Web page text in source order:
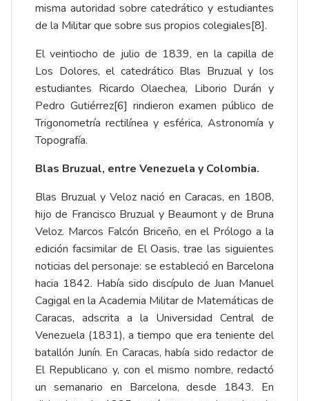
misma autoridad sobre catedrático y estudiantes
de la Militar que sobre sus propios colegiales[8].
El veintiocho de julio de 1839, en la capilla de
Los Dolores, el catedrático Blas Bruzual y los
estudiantes Ricardo Olaechea, Liborio Durán y
Pedro Gutiérrez[6] rindieron examen público de
Trigonometría rectilínea y esférica, Astronomía y
Topografía.
Blas Bruzual, entre Venezuela y Colombia.
Blas Bruzual y Veloz nació en Caracas, en 1808,
hijo de Francisco Bruzual y Beaumont y de Bruna
Veloz. Marcos Falcón Briceño, en el Prólogo a la
edición facsimilar de El Oasis, trae las siguientes
noticias del personaje: se estableció en Barcelona
hacia 1842. Había sido discípulo de Juan Manuel
Cagigal en la Academia Militar de Matemáticas de
Caracas, adscrita a la Universidad Central de
Venezuela (1831), a tiempo que era teniente del
batallón Junín. En Caracas, había sido redactor de
El Republicano y, con el mismo nombre, redactó
un semanario en Barcelona, desde 1843. En